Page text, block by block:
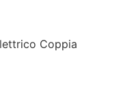
Coppia